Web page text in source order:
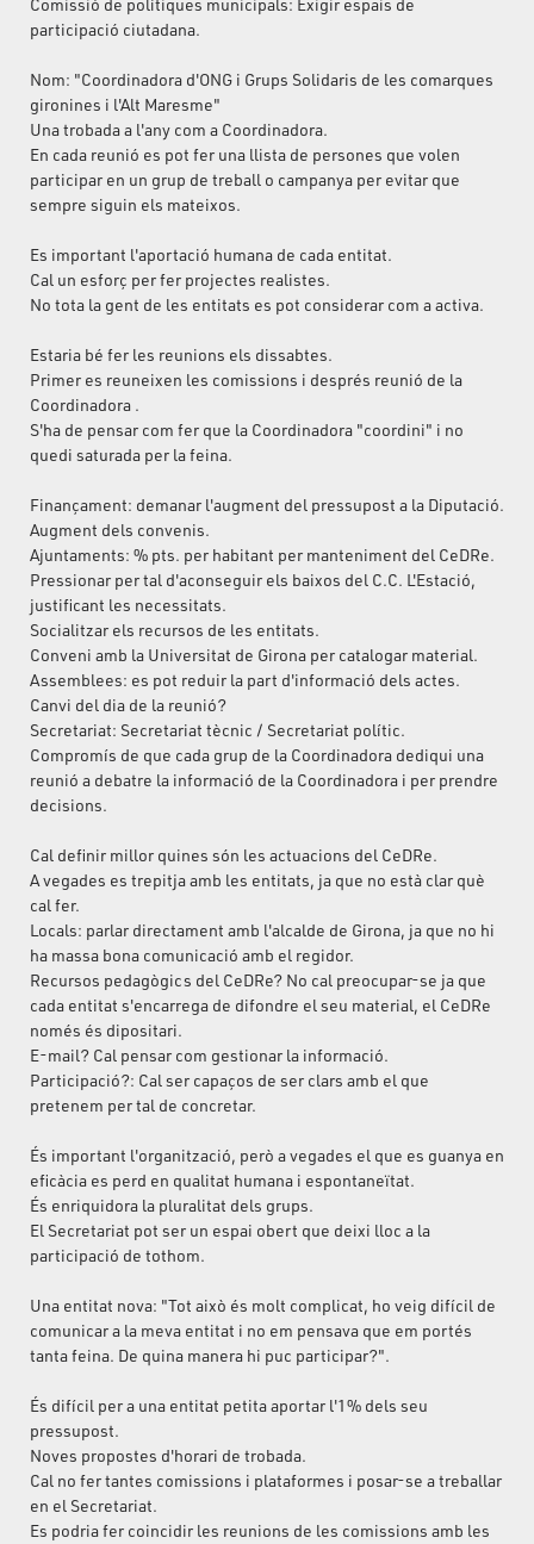
Comissió de polítiques municipals: Exigir espais de
participació ciutadana.
Nom: "Coordinadora d'ONG i Grups Solidaris de les comarques
gironines i l'Alt Maresme"
Una trobada a l'any com a Coordinadora.
En cada reunió es pot fer una llista de persones que volen
participar en un grup de treball o campanya per evitar que
sempre siguin els mateixos.
Es important l'aportació humana de cada entitat.
Cal un esforç per fer projectes realistes.
No tota la gent de les entitats es pot considerar com a activa.
Estaria bé fer les reunions els dissabtes.
Primer es reuneixen les comissions i després reunió de la
Coordinadora .
S'ha de pensar com fer que la Coordinadora "coordini" i no
quedi saturada per la feina.
Finançament: demanar l'augment del pressupost a la Diputació.
Augment dels convenis.
Ajuntaments: % pts. per habitant per manteniment del CeDRe.
Pressionar per tal d'aconseguir els baixos del C.C. L'Estació,
justificant les necessitats.
Socialitzar els recursos de les entitats.
Conveni amb la Universitat de Girona per catalogar material.
Assemblees: es pot reduir la part d'informació dels actes.
Canvi del dia de la reunió?
Secretariat: Secretariat tècnic / Secretariat polític.
Compromís de que cada grup de la Coordinadora dediqui una
reunió a debatre la informació de la Coordinadora i per prendre
decisions.
Cal definir millor quines són les actuacions del CeDRe.
A vegades es trepitja amb les entitats, ja que no està clar què
cal fer.
Locals: parlar directament amb l'alcalde de Girona, ja que no hi
ha massa bona comunicació amb el regidor.
Recursos pedagògics del CeDRe? No cal preocupar-se ja que
cada entitat s'encarrega de difondre el seu material, el CeDRe
només és dipositari.
E-mail? Cal pensar com gestionar la informació.
Participació?: Cal ser capaços de ser clars amb el que
pretenem per tal de concretar.
És important l'organització, però a vegades el que es guanya en
eficàcia es perd en qualitat humana i espontaneïtat.
És enriquidora la pluralitat dels grups.
El Secretariat pot ser un espai obert que deixi lloc a la
participació de tothom.
Una entitat nova: "Tot això és molt complicat, ho veig difícil de
comunicar a la meva entitat i no em pensava que em portés
tanta feina. De quina manera hi puc participar?".
És difícil per a una entitat petita aportar l'1% dels seu
pressupost.
Noves propostes d'horari de trobada.
Cal no fer tantes comissions i plataformes i posar-se a treballar
en el Secretariat.
Es podria fer coincidir les reunions de les comissions amb les